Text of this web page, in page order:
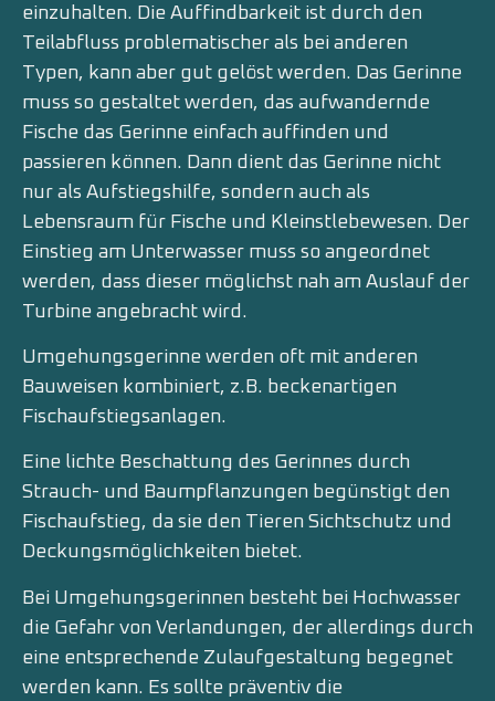
einzuhalten. Die Auffindbarkeit ist durch den
Teilabfluss problematischer als bei anderen
Typen, kann aber gut gelöst werden. Das Gerinne
muss so gestaltet werden, das aufwandernde
Fische das Gerinne einfach auffinden und
passieren können. Dann dient das Gerinne nicht
nur als Aufstiegshilfe, sondern auch als
Lebensraum für Fische und Kleinstlebewesen. Der
Einstieg am Unterwasser muss so angeordnet
werden, dass dieser möglichst nah am Auslauf der
Turbine angebracht wird.
Umgehungsgerinne werden oft mit anderen
Bauweisen kombiniert, z.B. beckenartigen
Fischaufstiegsanlagen.
Eine lichte Beschattung des Gerinnes durch
Strauch- und Baumpflanzungen begünstigt den
Fischaufstieg, da sie den Tieren Sichtschutz und
Deckungsmöglichkeiten bietet.
Bei Umgehungsgerinnen besteht bei Hochwasser
die Gefahr von Verlandungen, der allerdings durch
eine entsprechende Zulaufgestaltung begegnet
werden kann. Es sollte präventiv die